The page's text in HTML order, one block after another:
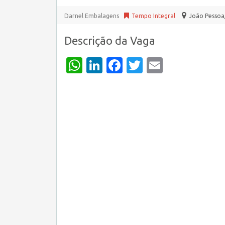
Darnel Embalagens Tempo Integral João
Descrição da Vaga
WhatsApp
LinkedIn
Facebook
Twitter